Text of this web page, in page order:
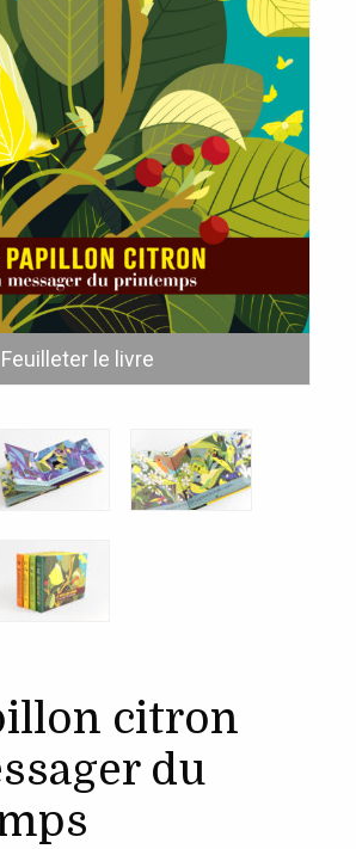
citron
du